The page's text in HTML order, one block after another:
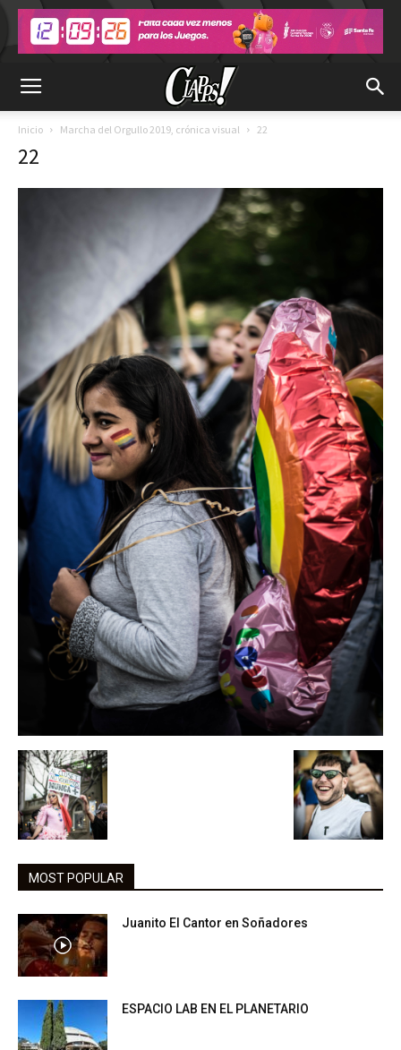
Inicio Marcha del Orgullo 2019, crónica visual 22
22
MOST POPULAR
Juanito El Cantor en Soñadores
ESPACIO LAB EN EL PLANETARIO